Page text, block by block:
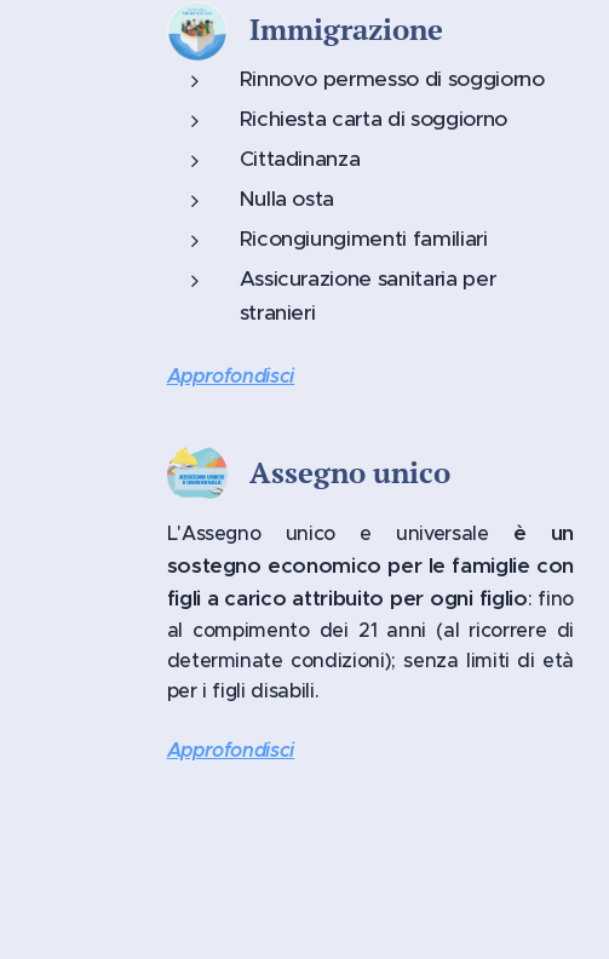
Immigrazione
Rinnovo permesso di soggiorno
Richiesta carta di soggiorno
Cittadinanza
Nulla osta
Ricongiungimenti familiari
Assicurazione sanitaria per
stranieri
Approfondisci
Assegno unico
L'Assegno unico e universale è un
sostegno economico per le famiglie con
figli a carico attribuito per ogni figlio: fino
al compimento dei 21 anni (al ricorrere di
determinate condizioni); senza limiti di età
per i figli disabili.
Approfondisci